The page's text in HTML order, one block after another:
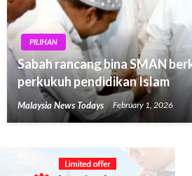
PILIHAN
Sabah rancang bina SMAN
perkukuh pendidikan Islam
Malaysia News Todays February 1, 2026